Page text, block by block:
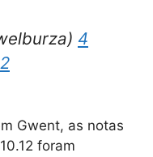
4
Gwent, as notas
foram